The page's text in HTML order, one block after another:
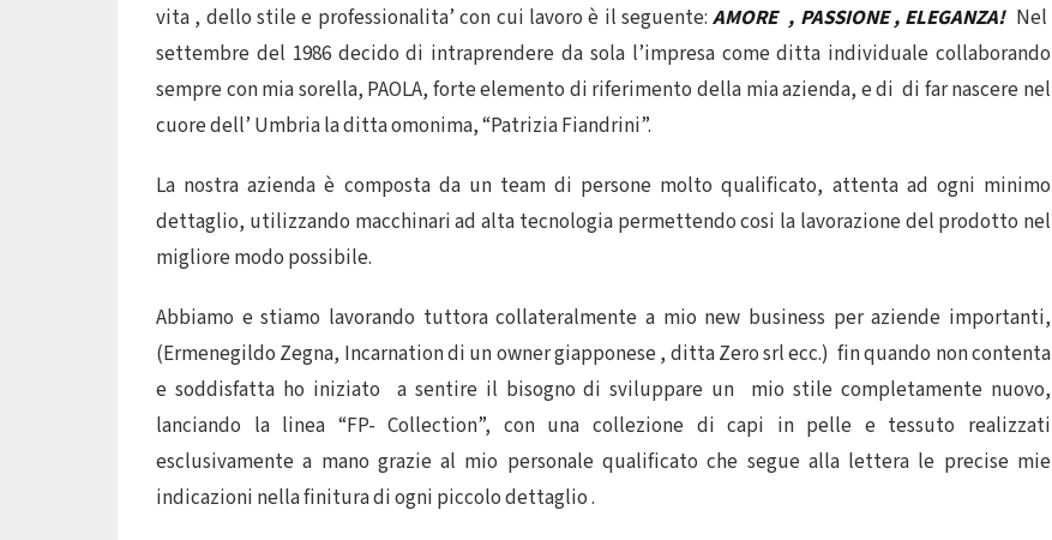
vita , dello stile e professionalita’ con cui lavoro è il seguente:AMORE , PASSIONE , ELEGANZA! Nel
settembre del 1986 decido di intraprendere da sola l’impresa come ditta individuale collaborando
sempre con mia sorella, PAOLA, forte elemento di riferimento della mia azienda, e di di far nascere nel
cuore dell’ Umbria la ditta omonima, “Patrizia Fiandrini”.
La nostra azienda è composta da un team di persone molto qualificato, attenta ad ogni minimo
dettaglio, utilizzando macchinari ad alta tecnologia permettendo cosi la lavorazione del prodotto nel
migliore modo possibile.
Abbiamo e stiamo lavorando tuttora collateralmente a mio new business per aziende importanti,
(Ermenegildo Zegna, Incarnation di un owner giapponese , ditta Zero srl ecc.) fin quando non contenta
e soddisfatta ho iniziato a sentire il bisogno di sviluppare un mio stile completamente nuovo,
lanciando la linea “FP- Collection”, con una collezione di capi in pelle e tessuto realizzati
esclusivamente a mano grazie al mio personale qualificato che segue alla lettera le precise mie
indicazioni nella finitura di ogni piccolo dettaglio .